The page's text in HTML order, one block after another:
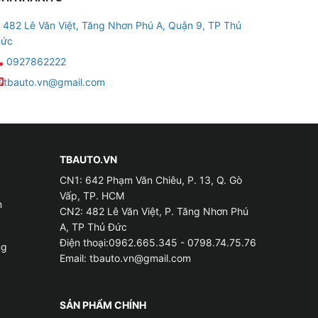
482 Lê Văn Việt, Tăng Nhơn Phú A, Quận 9, TP Thủ
0927862222
tbauto.vn@gmail.com
TBAUTO.VN
CN1: 642 Phạm Văn Chiêu, P. 13, Q. Gò
Vấp, TP. HCM
CN2: 482 Lê Văn Việt, P. Tăng Nhơn Phú
A, TP Thủ Đức
Điện thoại:0962.665.345 - 0798.74.75.76
Email: tbauto.vn@gmail.com
SẢN PHẨM CHÍNH